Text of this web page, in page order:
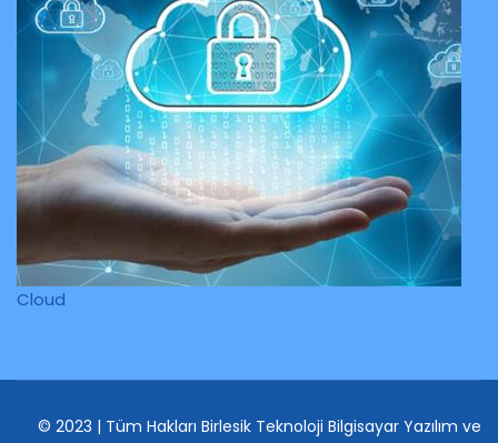
Cloud
© 2023 | Tüm Hakları Birlesik Teknoloji Bilgisayar Yazılım ve